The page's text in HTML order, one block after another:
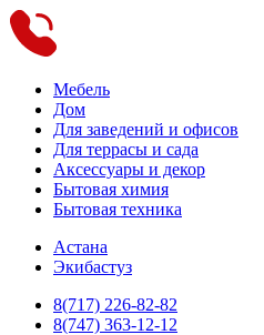
Мебель
Дом
Для заведений и офисов
Для террасы и сада
Аксессуары и декор
Бытовая химия
Бытовая техника
Астана
Экибастуз
8(717) 226-82-82
8(747) 363-12-12